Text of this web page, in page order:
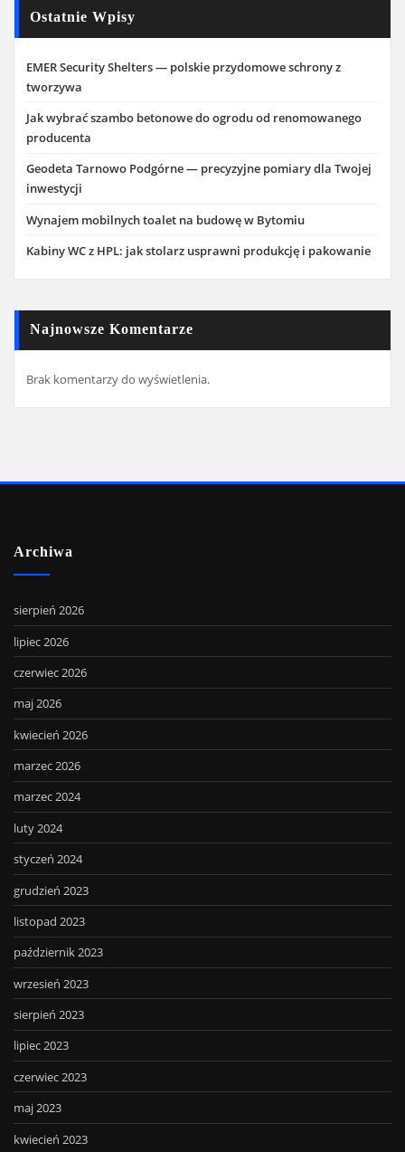
Ostatnie Wpisy
EMER Security Shelters — polskie przydomowe schrony z
tworzywa
Jak wybrać szambo betonowe do ogrodu od renomowanego
producenta
Geodeta Tarnowo Podgórne — precyzyjne pomiary dla Twojej
inwestycji
Wynajem mobilnych toalet na budowę w Bytomiu
Kabiny WC z HPL: jak stolarz usprawni produkcję i pakowanie
Najnowsze Komentarze
Brak komentarzy do wyświetlenia.
Archiwa
sierpień 2026
lipiec 2026
czerwiec 2026
maj 2026
kwiecień 2026
marzec 2026
marzec 2024
luty 2024
styczeń 2024
grudzień 2023
listopad 2023
październik 2023
wrzesień 2023
sierpień 2023
lipiec 2023
czerwiec 2023
maj 2023
kwiecień 2023